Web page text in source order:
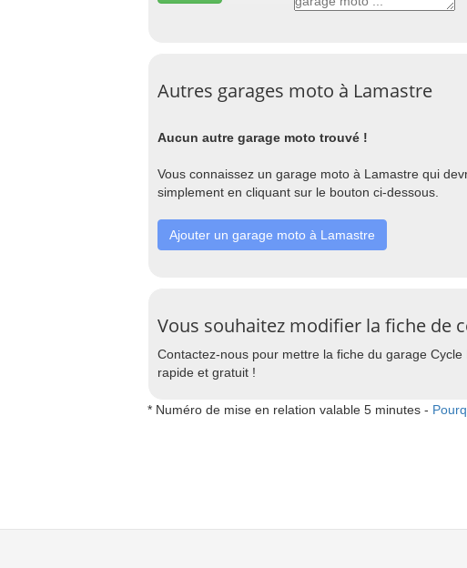
Autres garages moto à Lamastre
Aucun autre garage moto trouvé !
Vous connaissez un garage moto à Lamastre qui
simplement en cliquant sur le bouton ci-dessous.
Ajouter un garage moto à Lamastre
Vous souhaitez modifier la fiche de
Contactez-nous pour mettre la fiche du garage
rapide et gratuit !
* Numéro de mise en relation valable 5 minutes -